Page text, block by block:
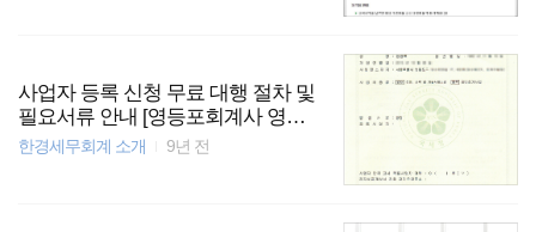
사업자 등록 신청 무료 대행 절차 및
필요서류 안내 [영등포회계사 영등
포세무사]
한경세무회계 소개 9년 전